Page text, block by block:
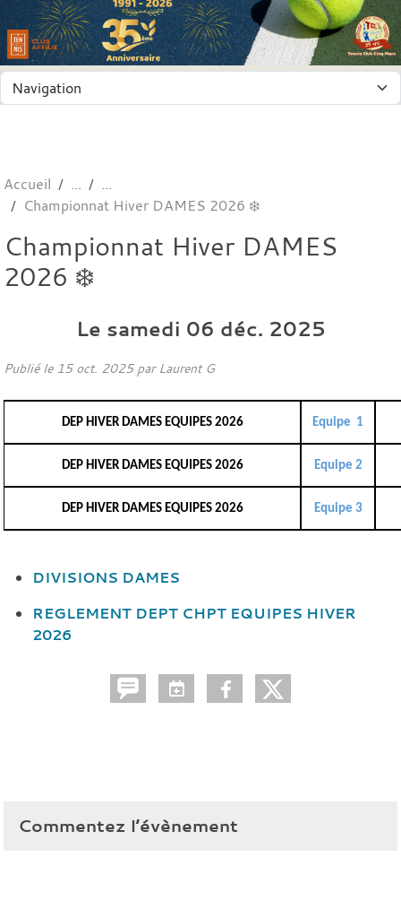
Accueil
Championnat Hiver DAMES 2026 ❄️
Championnat Hiver DAMES
2026 ❄️
Le samedi 06 déc. 2025
Publié le 15 oct. 2025par Laurent G
DEP HIVER DAMES EQUIPES 2026 Equipe 1
DEP HIVER DAMES EQUIPES 2026 Equipe 2
DEP HIVER DAMES EQUIPES 2026 Equipe 3
DIVISIONS DAMES
REGLEMENT DEPT CHPT EQUIPES HIVER
2026
Commentez l’évènement
Panneau de gestion des cookies